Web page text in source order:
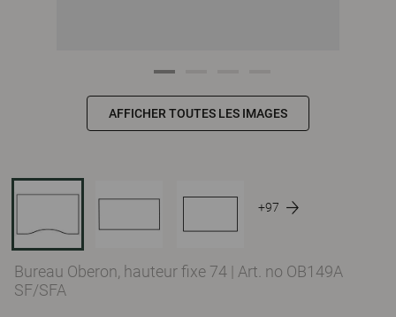
AFFICHER TOUTES LES IMAGES
+97
Bureau Oberon, hauteur fixe 74 | Art. no OB149A
SF/SFA